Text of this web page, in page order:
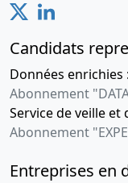
Candidats
Données enrichies :
Abonnement
Service de veille et
Abonnement
Entreprises en